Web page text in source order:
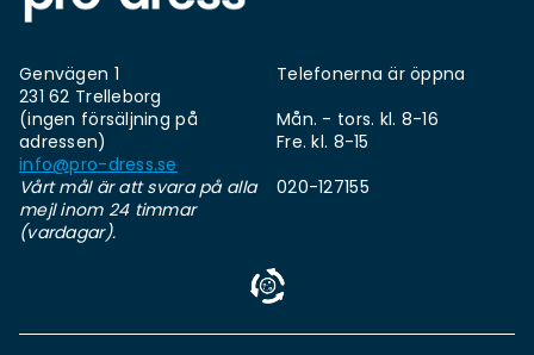
Genvägen 1
231 62 Trelleborg
(ingen försäljning på
adressen)
info@pro-dress.se
Vårt mål är att svara på alla
mejl inom 24 timmar
(vardagar).
Telefonerna är öppna
Mån. - tors. kl. 8-16
Fre. kl. 8-15
020-127155